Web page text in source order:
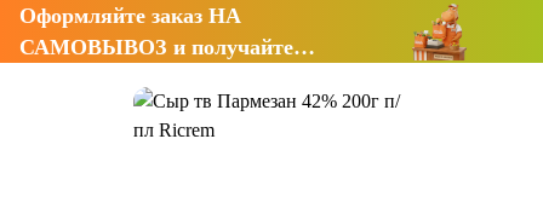
Оформляйте заказ НА
САМОВЫВОЗ и получайте